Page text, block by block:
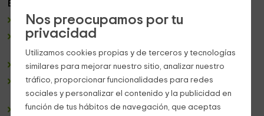
Nos preocupamos por tu
privacidad
Utilizamos cookies propias y de terceros y tecnologías
similares para mejorar nuestro sitio, analizar nuestro
tráfico, proporcionar funcionalidades para redes
sociales y personalizar el contenido y la publicidad en
función de tus hábitos de navegación, que aceptas
El salón comedor.
Esta estancia se encuentra adherida a la cocina.
Tiene unachimenea de piedra
sobre todo cuando más frío haga.
Un bonito sillón blanco para 4 personas.
Una mesa de madera con sillas para sentaros a comer
tranquilamente.
Televisión de plasma.